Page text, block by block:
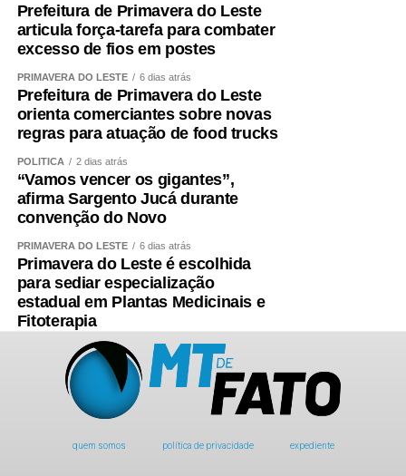
Prefeitura de Primavera do Leste
articula força-tarefa para combater
excesso de fios em postes
PRIMAVERA DO LESTE 6 dias atrás
Prefeitura de Primavera do Leste
orienta comerciantes sobre novas
regras para atuação de food trucks
POLÍTICA 2 dias atrás
“Vamos vencer os gigantes”,
afirma Sargento Jucá durante
convenção do Novo
PRIMAVERA DO LESTE 6 dias atrás
Primavera do Leste é escolhida
para sediar especialização
estadual em Plantas Medicinais e
Fitoterapia
quem somos política de privacidade expediente